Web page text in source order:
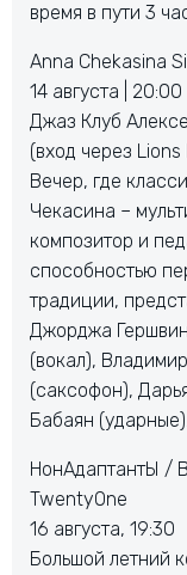
время в пути 3
Anna Chekasina
14 августа | 20:00
Джаз Клуб
(вход через Lions
Вечер, где
Чекасина –
композитор и
способностью
традиции,
Джорджа
(вокал),
(саксофон),
Бабаян (ударные).
НонАдаптантЫ /
TwentyOne
16 августа, 19:30
Большой летний